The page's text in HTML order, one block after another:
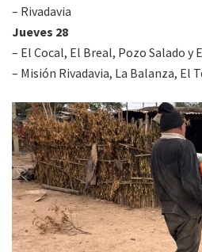
– Rivadavia
Jueves 28
– El Cocal, El Breal, Pozo Salado y
– Misión Rivadavia, La Balanza, El